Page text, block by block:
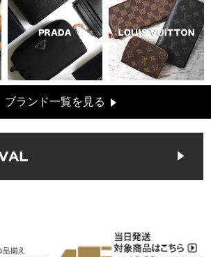
ブランド一覧を見る